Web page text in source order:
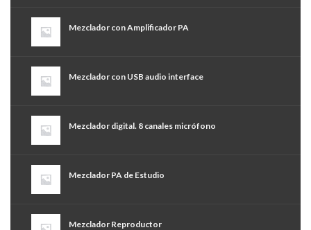
Mezclador con Amplificador PA
Mezclador con USB audio interface
Mezclador digital. 8 canales micrófono
Mezclador PA de Estudio
Mezclador Reproductor